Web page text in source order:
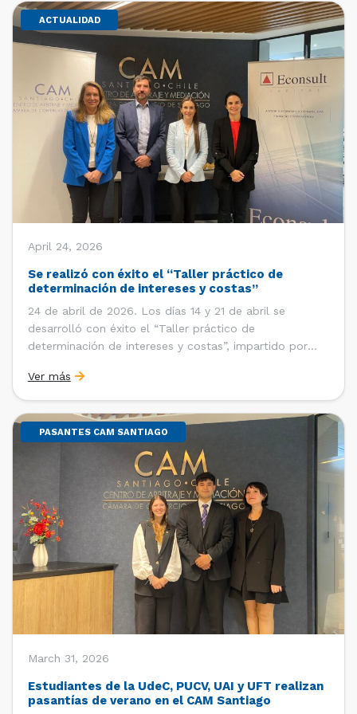
ACTUALIDAD
April 24, 2026
Se realizó con éxito el “Taller práctico de
determinación de intereses y costas”
24 de abril de 2026. Los días 14 y 21 de abril se
desarrolló con éxito el “Taller práctico de
determinación de intereses y costas”, impartido por
Universidad Católica de Chile y Magíster en Economía
de la Universidad de Chicago) y María Luisa Petitpas
[…]
Ver más
PASANTES CAM SANTIAGO
March 31, 2026
Estudiantes de la UdeC, PUCV, UAI y UFT realizan
pasantías de verano en el CAM Santiago